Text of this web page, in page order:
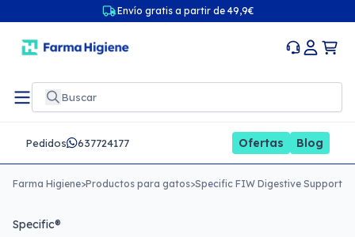
Envío gratis a partir de 49,9€
Pedidos 637724177 Ofertas Blog
Farma Higiene>Productos para gatos>Specific FIW Digestive Support
Specific®